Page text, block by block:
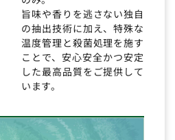
旨味や香りを逃さない独自
の抽出技術に加え、特殊な
温度管理と殺菌処理を施す
ことで、安心安全かつ安定
した最高品質をご提供して
います。